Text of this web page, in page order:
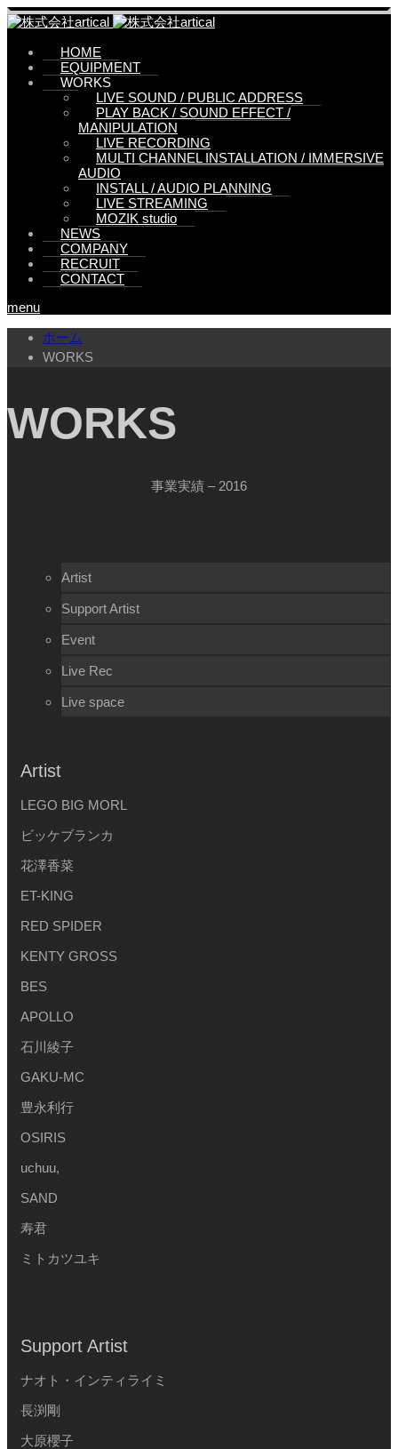
HOME
EQUIPMENT
WORKS
LIVE SOUND / PUBLIC ADDRESS
PLAY BACK / SOUND EFFECT /
MANIPULATION
LIVE RECORDING
MULTI CHANNEL INSTALLATION / IMMERSIVE
AUDIO
INSTALL / AUDIO PLANNING
LIVE STREAMING
MOZIK studio
NEWS
COMPANY
RECRUIT
CONTACT
menu
ホーム
WORKS
WORKS
事業実績 – 2016
Artist
Support Artist
Event
Live Rec
Live space
Artist
LEGO BIG MORL
ビッケブランカ
花澤香菜
ET-KING
RED SPIDER
KENTY GROSS
BES
APOLLO
石川綾子
GAKU-MC
豊永利行
OSIRIS
uchuu,
SAND
寿君
ミトカツユキ
Support Artist
ナオト・インティライミ
長渕剛
大原櫻子